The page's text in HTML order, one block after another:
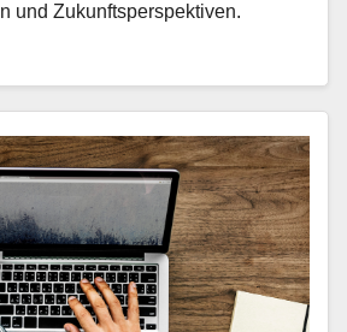
und Zukunftsperspektiven.